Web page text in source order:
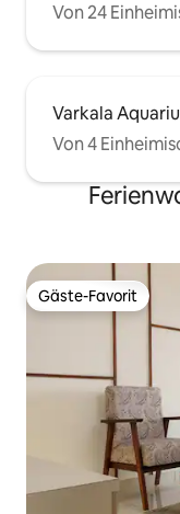
Von 24
Varkala
Von 4
Gäste-Favorit
Gäste-Favorit